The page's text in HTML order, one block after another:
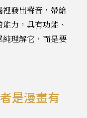
發出聲音，帶給
力，具有功能、
理解它，而是要
是漫畫有